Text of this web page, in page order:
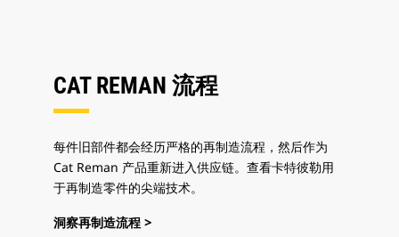
CAT REMAN 流程
每件旧部件都会经历严格的再制造流程，然后作为
Cat Reman 产品重新进入供应链。查看卡特彼勒用
于再制造零件的尖端技术。
洞察再制造流程 >